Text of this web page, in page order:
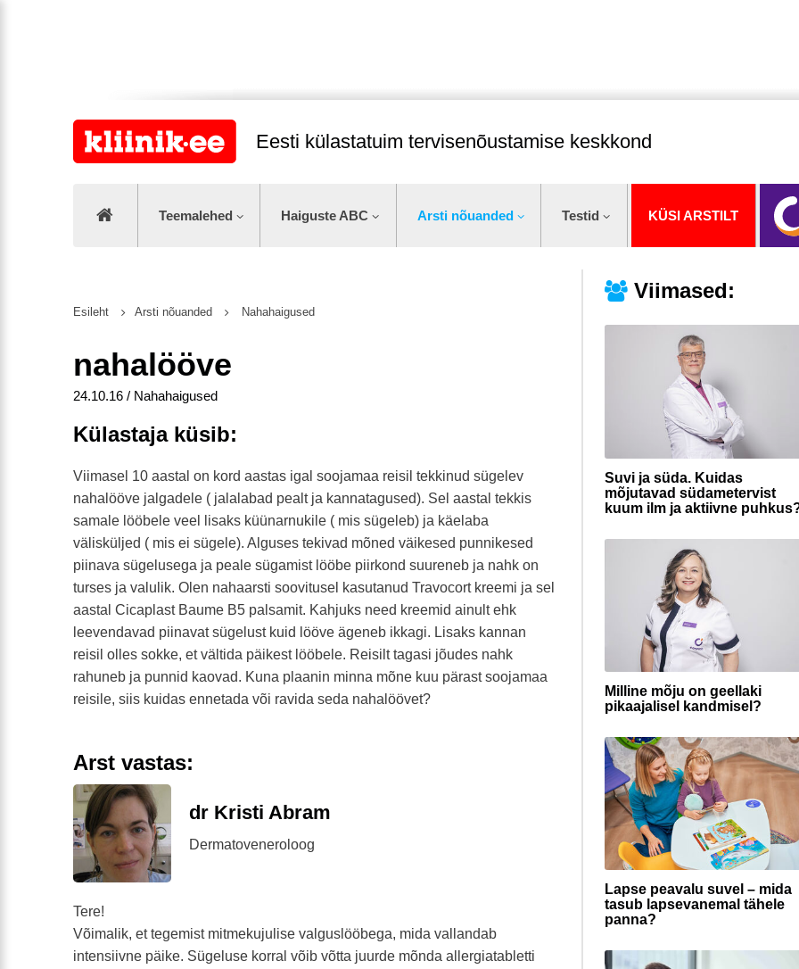
Eesti külastatuim tervisenõustamise keskkond
Teemalehed Haiguste ABC Arsti nõuanded Testid KÜSI ARSTILT
Viimased:
Suvi ja süda. Kuidas
mõjutavad südametervist
kuum ilm ja aktiivne
Milline mõju on geellaki
pikaajalisel kandmisel?
Lapse peavalu suvel – mida
tasub lapsevanemal tähele
panna?
Esileht Arsti nõuanded Nahahaigused
nahalööve
24.10.16 / Nahahaigused
Külastaja küsib:
Viimasel 10 aastal on kord aastas igal soojamaa reisil tekkinud sügelev
nahalööve jalgadele ( jalalabad pealt ja kannatagused). Sel aastal tekkis
samale lööbele veel lisaks küünarnukile ( mis sügeleb) ja käelaba
välisküljed ( mis ei sügele). Alguses tekivad mõned väikesed punnikesed
piinava sügelusega ja peale sügamist lööbe piirkond suureneb ja nahk on
turses ja valulik. Olen nahaarsti soovitusel kasutanud Travocort kreemi ja sel
aastal Cicaplast Baume B5 palsamit. Kahjuks need kreemid ainult ehk
leevendavad piinavat sügelust kuid lööve ägeneb ikkagi. Lisaks kannan
reisil olles sokke, et vältida päikest lööbele. Reisilt tagasi jõudes nahk
rahuneb ja punnid kaovad. Kuna plaanin minna mõne kuu pärast soojamaa
reisile, siis kuidas ennetada või ravida seda nahalöövet?
Arst vastas:
dr Kristi Abram
Dermatoveneroloog
Tere!
Võimalik, et tegemist mitmekujulise valguslööbega, mida vallandab
intensiivne päike. Sügeluse korral võib võtta juurde mõnda allergiatabletti